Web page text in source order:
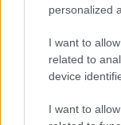
personalized
I want to
related to
device
I want to